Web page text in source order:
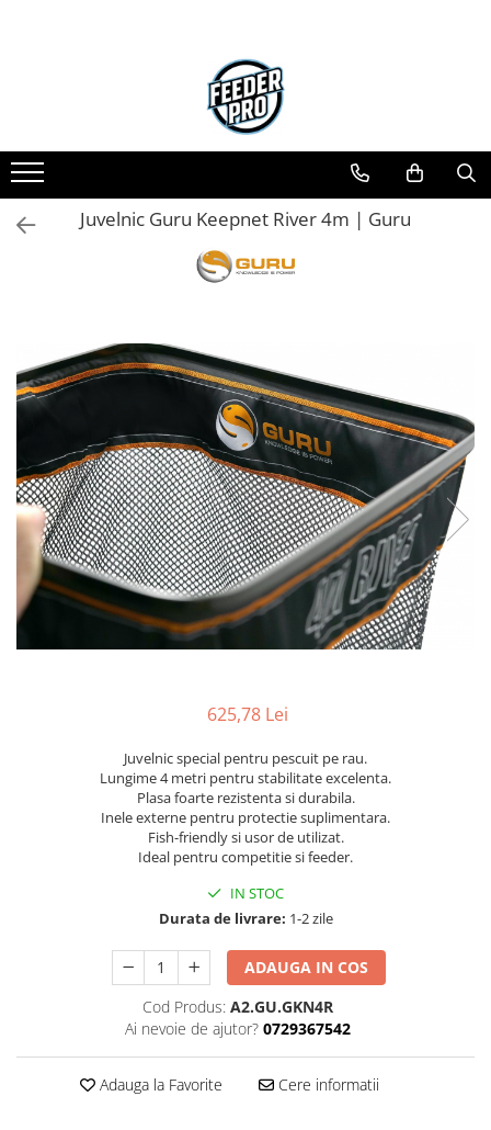
Juvelnic Guru Keepnet River 4m | Guru
625,78 Lei
Juvelnic special pentru pescuit pe rau.
Lungime 4 metri pentru stabilitate excelenta.
Plasa foarte rezistenta si durabila.
Inele externe pentru protectie suplimentara.
Fish-friendly si usor de utilizat.
Ideal pentru competitie si feeder.
IN STOC
Durata de livrare: 1-2 zile
ADAUGA IN COS
Cod Produs: A2.GU.GKN4R
Ai nevoie de ajutor? 0729367542
Adauga la Favorite Cere informatii